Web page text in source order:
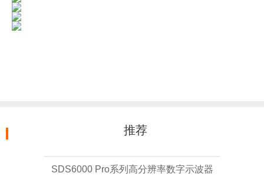
推荐
SDS6000 Pro系列高分辨率数字示波器